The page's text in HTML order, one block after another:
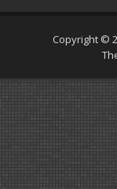
Copyright ©